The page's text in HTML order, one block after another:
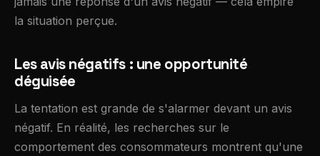
la situation perçue.
Les avis négatifs : une opportunité
déguisée
La tentation est grande de s'alarmer devant un avis
négatif. En réalité, les recherches sur le
comportement des consommateurs montrent qu'une